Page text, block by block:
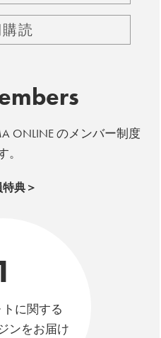
読
ONLINE のメンバー制度
。
特典＞
に関する
ンをお届け